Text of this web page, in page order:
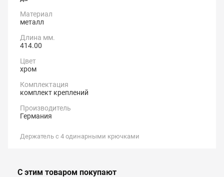
Материал
металл
Длина мм.
414.00
Цвет
хром
Комплектация
комплект креплений
Производитель
Германия
Держатель с 4 одинарными крючками
С этим товаром покупают